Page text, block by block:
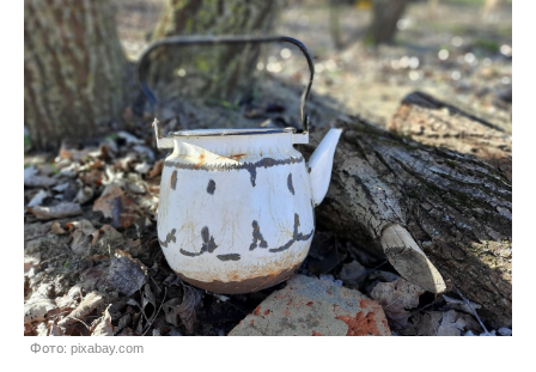
Фото: pixabay.com